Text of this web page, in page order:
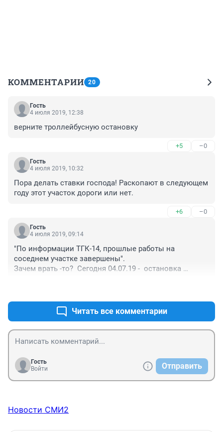
КОММЕНТАРИИ 20
Гость
4 июля 2019, 12:38
верните троллейбусную остановку
+5 –0
Гость
4 июля 2019, 10:32
Пора делать ставки господа! Раскопают в следующем
году этот участок дороги или нет.
+6 –0
Гость
4 июля 2019, 09:14
"По информации ТГК-14, прошлые работы на
соседнем участке завершены".
Зачем врать -то?  Сегодня 04.07.19 -  остановка
Написали, о чем дядя из ТГК-14 соврал?
Кто запускает эти "фейки" в СМИ - на месте этих работ
не был и написал с чужих слов!
Шутники и юмористы!
Читать все комментарии
Гость
Войти
Отправить
Новости СМИ2